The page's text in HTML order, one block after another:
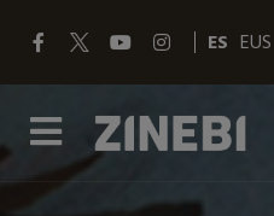
ES EUS